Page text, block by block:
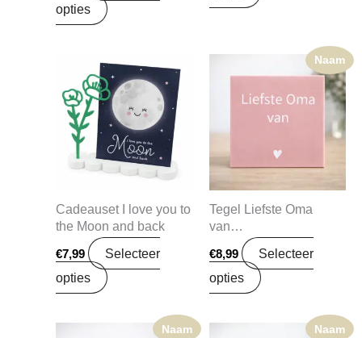
opties
Cadeauset I love you to
the Moon and back
€7,99
Selecteer
opties
Naam
Tegel Liefste Oma
van…
€8,99
Selecteer
opties
Naam Naam